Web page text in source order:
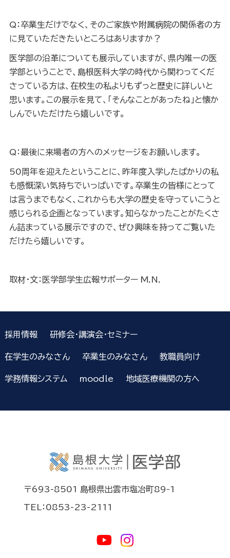
Q：卒業生だけでなく、そのご家族や附属病院の関係者の方
に見ていただきたいところはありますか？
医学部の沿革についても展示していますが、県内唯一の医
学部ということで、島根医科大学の時代から関わってくだ
さっている方は、在校生の私よりもずっと歴史に詳しいと
思います。この展示を見て、「そんなことがあったね」と懐か
しんでいただけたら嬉しいです。
Q：最後に来場者の方へのメッセージをお願いします。
50周年を迎えたということに、昨年度入学したばかりの私
も感慨深い気持ちでいっぱいです。卒業生の皆様にとって
は言うまでもなく、これからも大学の歴史を守っていこうと
感じられる企画となっています。知らなかったことがたくさ
ん詰まっている展示ですので、ぜひ興味を持ってご覧いた
だけたら嬉しいです。
取材・文：医学部学生広報サポーター M.N.
採用情報 研修会・講演会・セミナー
在学生のみなさん 卒業生のみなさん 教職員向け
学務情報システム moodle 地域医療機関の方へ
〒693-8501 島根県出雲市塩冶町89-1
TEL：0853-23-2111